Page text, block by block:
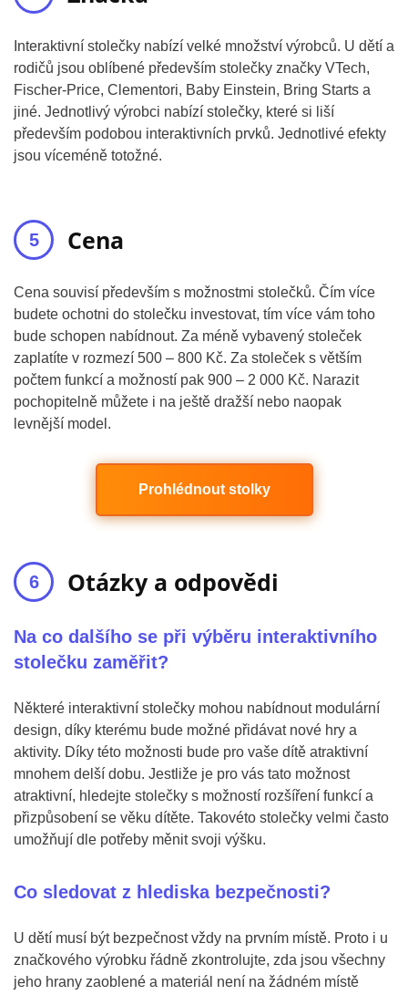
Interaktivní stolečky nabízí velké množství výrobců. U dětí a
rodičů jsou oblíbené především stolečky značky VTech,
Fischer-Price, Clementori, Baby Einstein, Bring Starts a
jiné. Jednotlivý výrobci nabízí stolečky, které si liší
především podobou interaktivních prvků. Jednotlivé efekty
jsou víceméně totožné.
Cena
Cena souvisí především s možnostmi stolečků. Čím více
budete ochotni do stolečku investovat, tím více vám toho
bude schopen nabídnout. Za méně vybavený stoleček
zaplatíte v rozmezí 500 – 800 Kč. Za stoleček s větším
počtem funkcí a možností pak 900 – 2 000 Kč. Narazit
pochopitelně můžete i na ještě dražší nebo naopak
levnější model.
Prohlédnout stolky
Otázky a odpovědi
Na co dalšího se při výběru interaktivního
stolečku zaměřit?
Některé interaktivní stolečky mohou nabídnout modulární
design, díky kterému bude možné přidávat nové hry a
aktivity. Díky této možnosti bude pro vaše dítě atraktivní
mnohem delší dobu. Jestliže je pro vás tato možnost
atraktivní, hledejte stolečky s možností rozšíření funkcí a
přizpůsobení se věku dítěte. Takovéto stolečky velmi často
umožňují dle potřeby měnit svoji výšku.
Co sledovat z hlediska bezpečnosti?
U dětí musí být bezpečnost vždy na prvním místě. Proto i u
značkového výrobku řádně zkontrolujte, zda jsou všechny
jeho hrany zaoblené a materiál není na žádném místě